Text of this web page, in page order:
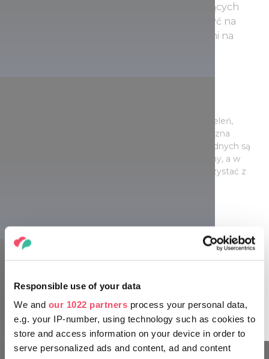
Responsible use of your data
We and our 1022 partners process your personal data,
e.g. your IP-number, using technology such as cookies to
store and access information on your device in order to
serve personalized ads and content, ad and content
kursujących wczesnym wieczorem, oferujących
przygodę zachodu słońca lub można ruszyć na
prawdziwe poszukiwanie skarbów z dziećmi na
W miejscowości Vonyarcvashegy 7-hektarowa zieleń,
piaszczysta plaża, szkolenie surfingowe, gigantyczna
ślizgawka wodna, trasa wakeboard i trasa nart wodnych są
do dyspozycji dla ludzi uzależnionych od adrenaliny, a w
poszukiwaniu spokojniejszych sportów warto korzystać z
REGATY KÉKSZALAG
Największe regaty z trasą wokół całego jeziora w Europie,
prostej długość trasy wynosi 160 kilometrów, w 2019 roku
ponad 500 żaglówek uczestniczyło w regatach.